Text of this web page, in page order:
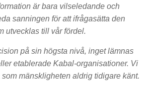
är bara vilseledande och
sanningen för att ifrågasätta den
utvecklas till vår fördel.
på sin högsta nivå, inget lämnas
etablerade Kabal-organisationer. Vi
mänskligheten aldrig tidigare känt.